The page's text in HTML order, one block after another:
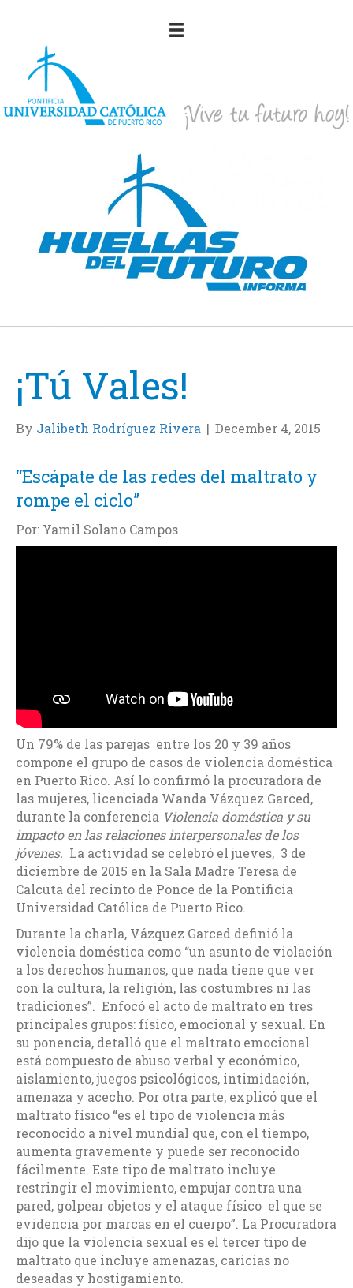
¡Tú Vales!
By Jalibeth Rodríguez Rivera | December 4, 2015
“Escápate de las redes del maltrato y
rompe el ciclo”
Por: Yamil Solano Campos
Un 79% de las parejas entre los 20 y 39 años
compone el grupo de casos de violencia doméstica
en Puerto Rico. Así lo confirmó la procuradora de
las mujeres, licenciada Wanda Vázquez Garced,
durante la conferencia Violencia doméstica y su
impacto en las relaciones interpersonales de los
jóvenes. La actividad se celebró el jueves, 3 de
diciembre de 2015 en la Sala Madre Teresa de
Calcuta del recinto de Ponce de la Pontificia
Universidad Católica de Puerto Rico.
Durante la charla, Vázquez Garced definió la
violencia doméstica como “un asunto de violación
a los derechos humanos, que nada tiene que ver
con la cultura, la religión, las costumbres ni las
tradiciones”. Enfocó el acto de maltrato en tres
principales grupos: físico, emocional y sexual. En
su ponencia, detalló que el maltrato emocional
está compuesto de abuso verbal y económico,
aislamiento, juegos psicológicos, intimidación,
amenaza y acecho. Por otra parte, explicó que el
maltrato físico “es el tipo de violencia más
reconocido a nivel mundial que, con el tiempo,
aumenta gravemente y puede ser reconocido
fácilmente. Este tipo de maltrato incluye
restringir el movimiento, empujar contra una
pared, golpear objetos y el ataque físico el que se
evidencia por marcas en el cuerpo”. La Procuradora
dijo que la violencia sexual es el tercer tipo de
maltrato que incluye amenazas, caricias no
deseadas y hostigamiento.